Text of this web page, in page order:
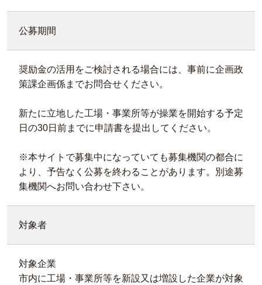
公募期間
奨励金の活用をご検討される場合には、事前に企画政
策課企画係までお問合せください。
新たに立地した工場・事業所等が操業を開始する予定
日の30日前までに申請書を提出してください。
※本サイトで募集中になっていても募集機関の都合に
より、予告なく公募を終わることがあります。別途募
集機関へお問い合わせ下さい。
対象者
対象企業
市内に工場・事業所等を新設又は増設した企業が対象